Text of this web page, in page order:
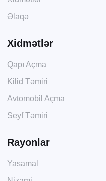
Əlaqə
Xidmətlər
Qapı Açma
Kilid Təmiri
Avtomobil Açma
Seyf Təmiri
Rayonlar
Yasamal